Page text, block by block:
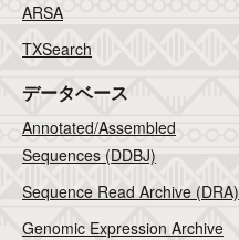
ARSA
TXSearch
データベース
Annotated/Assembled
Sequences (DDBJ)
Sequence Read Archive (DRA)
Genomic Expression Archive